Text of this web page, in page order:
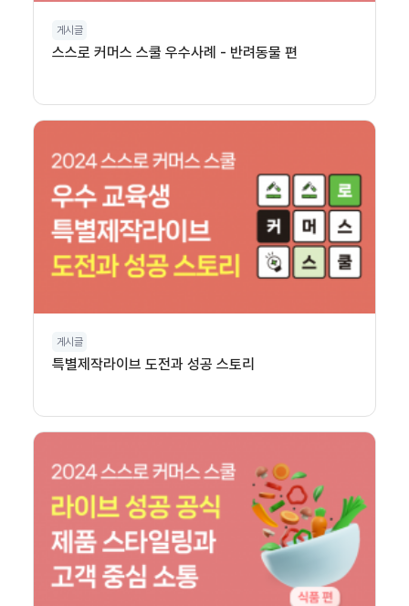
게시글
스스로 커머스 스쿨 우수사례 - 반려동물 편
게시글
특별제작라이브 도전과 성공 스토리